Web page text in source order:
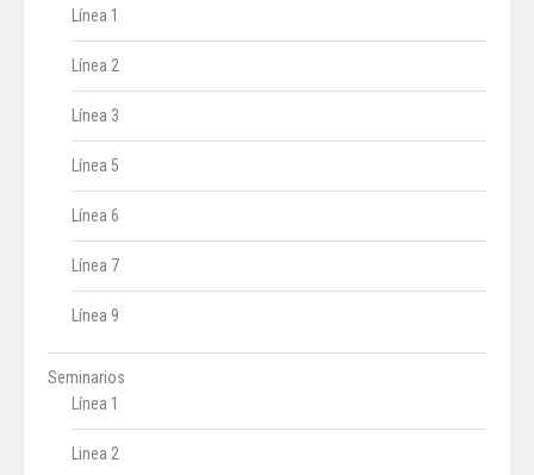
Línea 1
Línea 2
Línea 3
Línea 5
Línea 6
Línea 7
Línea 9
Seminarios
Línea 1
Linea 2